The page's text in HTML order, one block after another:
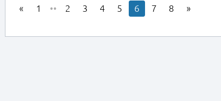
1 •• 2 3 4 5 6 7 8